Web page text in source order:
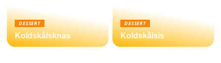
DESSERT
Koldskålsknas
DESSERT
Koldskålsis